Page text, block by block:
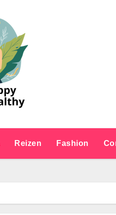
Reizen Fashion